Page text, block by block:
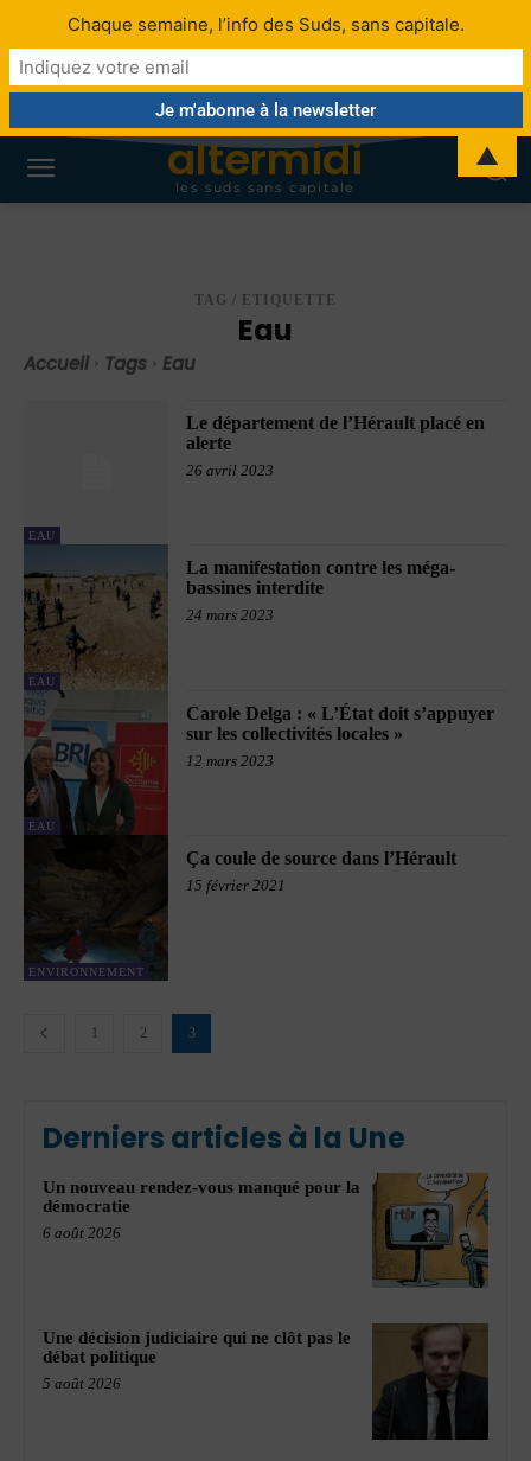
altermidi
les suds sans capitale
TAG / ETIQUETTE
Eau
Accueil Tags Eau
EAU
Le département de l’Hérault placé en
alerte
26 avril 2023
EAU
La manifestation contre les méga-
bassines interdite
24 mars 2023
EAU
Carole Delga : « L’État doit s’appuyer
sur les collectivités locales »
12 mars 2023
ENVIRONNEMENT
Ça coule de source dans l’Hérault
15 février 2021
1 2 3
Derniers articles à la Une
Un nouveau rendez-vous manqué pour la
démocratie
6 août 2026
Une décision judiciaire qui ne clôt pas le
débat politique
5 août 2026
Chaque semaine, l’info des Suds, sans capitale.
▲